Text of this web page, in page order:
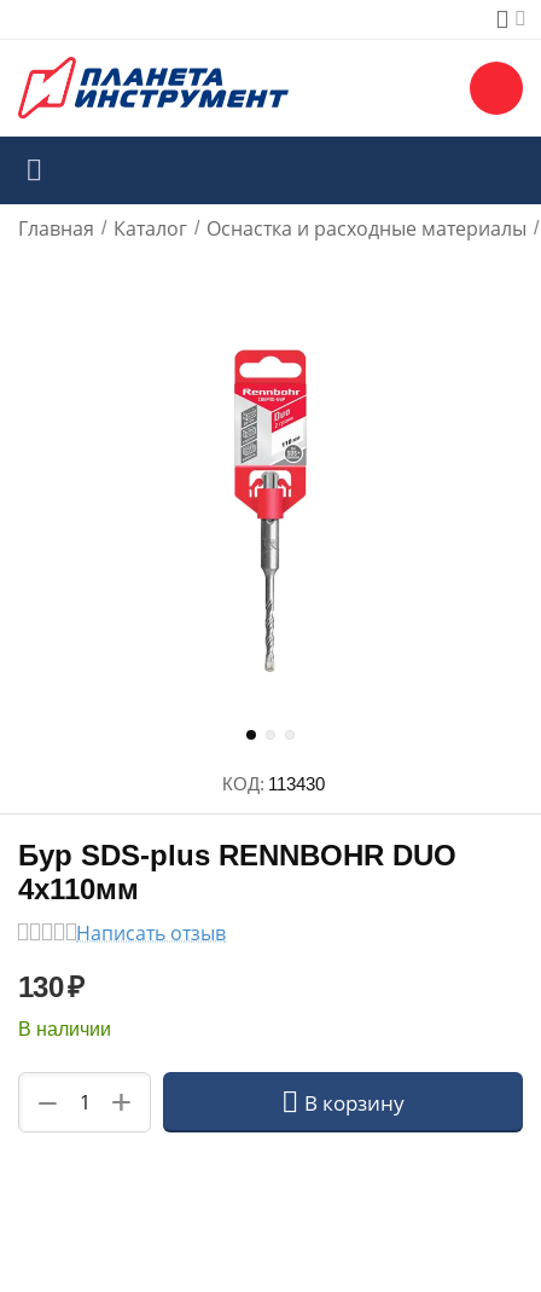
Главная / Каталог / Оснастка и расходные материалы /
КОД: 113430
Бур SDS-plus RENNBOHR DUO
4х110мм
Написать отзыв
130₽
В наличии
+
− В корзину